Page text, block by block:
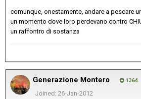
comunque, onestamente, andare a pescare
un momento dove loro perdevano contro
un raffontro di sostanza
Generazione Montero 1364
Joined: 26-Jan-2012